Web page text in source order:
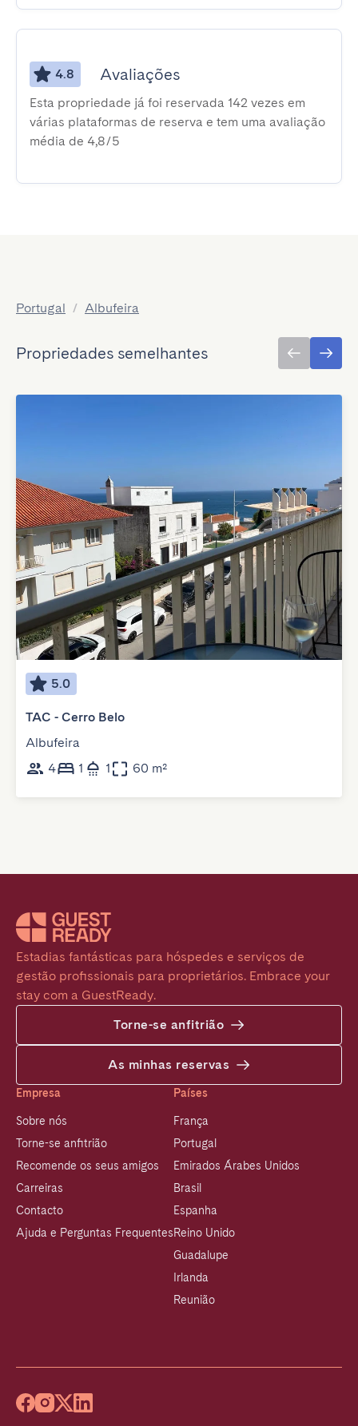
4.8 Avaliações
Esta propriedade já foi reservada 142 vezes em
várias plataformas de reserva e tem uma avaliação
média de 4,8/5
Portugal / Albufeira
Propriedades semelhantes
5.0
TAC - Cerro Belo
Albufeira
4
1 1 60 m²
Estadias fantásticas para hóspedes e serviços de
gestão profissionais para proprietários. Embrace your
stay com a GuestReady.
Torne-se anfitrião
As minhas reservas
Empresa
Sobre nós
Torne-se anfitrião
Recomende os seus amigos
Carreiras
Contacto
Ajuda e Perguntas Frequentes
Países
França
Portugal
Emirados Árabes Unidos
Brasil
Espanha
Reino Unido
Guadalupe
Irlanda
Reunião